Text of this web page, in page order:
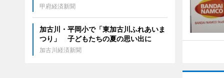
甲府経済新聞
加古川・平岡小で「東加古川ふれあいま
つり」 子どもたちの夏の思い出に
加古川経済新聞